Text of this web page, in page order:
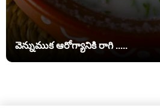
వెన్నుముక ఆరోగ్యానికి రాగి .....